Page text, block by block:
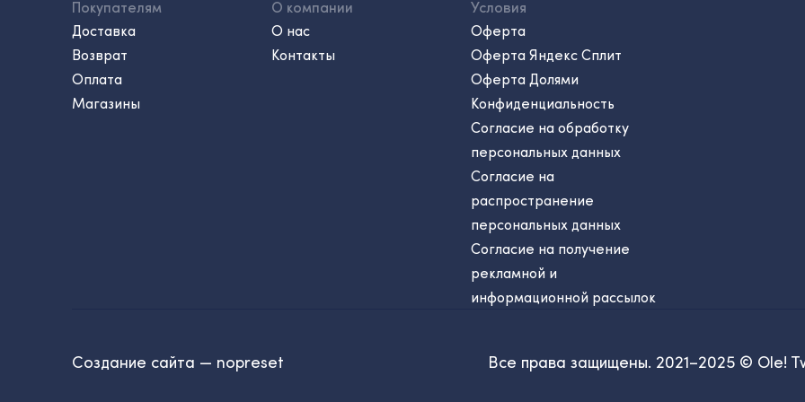
Покупателям
Доставка
Возврат
Оплата
Магазины
О компании
О нас
Контакты
Условия
Оферта
Оферта Яндекс Сплит
Оферта Долями
Конфиденциальность
Согласие на обработку
персональных данных
Согласие на
распространение
персональных данных
Согласие на получение
рекламной и
информационной рассылок
Создание сайта — nopreset Все права защищены. 2021–2025 © Ole!